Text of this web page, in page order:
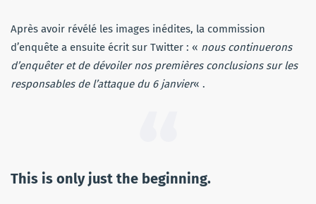
Après avoir révélé les images inédites, la commission
d’enquête a ensuite écrit sur Twitter : « nous continuerons
d’enquêter et de dévoiler nos premières conclusions sur les
responsables de l’attaque du 6 janvier« .
This is only just the beginning.